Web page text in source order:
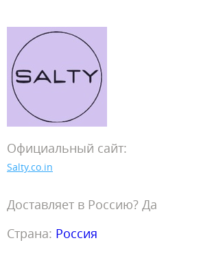
Официальный сайт:
Salty.co.in
Доставляет в Россию? Да
Страна: Россия